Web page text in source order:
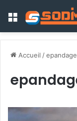
Menu
Accueil /